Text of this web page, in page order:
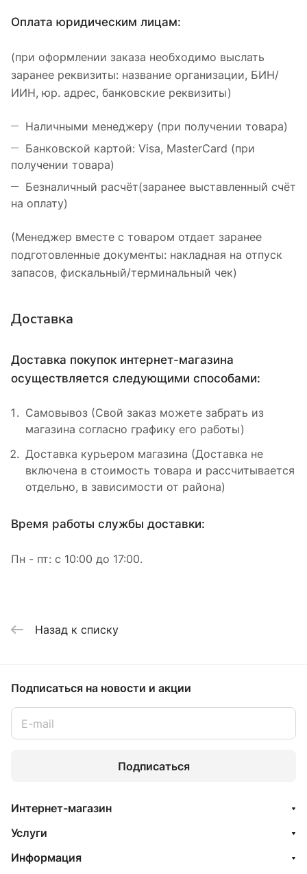
Оплата юридическим лицам:
(при оформлении заказа необходимо выслать
заранее реквизиты: название организации, БИН/
ИИН, юр. адрес, банковские реквизиты)
Наличными менеджеру (при получении товара)
Банковской картой: Visa, MasterCard (при
получении товара)
Безналичный расчёт(заранее выставленный счёт
на оплату)
(Менеджер вместе с товаром отдает заранее
подготовленные документы: накладная на отпуск
запасов, фискальный/терминальный чек)
Доставка
Доставка покупок интернет-магазина
осуществляется следующими способами:
Самовывоз (Свой заказ можете забрать из
магазина согласно графику его работы)
Доставка курьером магазина (Доставка не
включена в стоимость товара и рассчитывается
отдельно, в зависимости от района)
Время работы службы доставки:
Пн - пт: с 10:00 до 17:00.
Назад к списку
Подписаться на новости и акции
Подписаться
Интернет-магазин
Услуги
Информация